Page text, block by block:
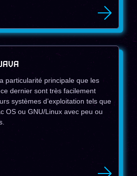
particularité principale que les
dernier sont très facilement
systèmes d’exploitation tels que
OS ou GNU/Linux avec peu ou